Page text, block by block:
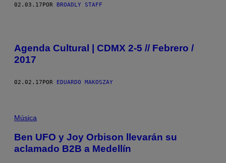
02.03.17POR BROADLY STAFF
Agenda Cultural | CDMX 2-5 // Febrero /
2017
02.02.17 POR EDUARDO MAKOSZAY
Música
Ben UFO y Joy Orbison llevarán su
aclamado B2B a Medellín